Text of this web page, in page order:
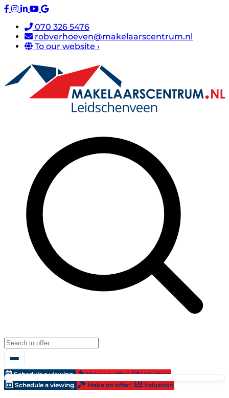
070 326 5476
robverhoeven@makelaarscentrum.nl
To our website ›
Schedule a viewing Make an offer!
Valuation
Schedule a viewing
Make an offer! Valuation